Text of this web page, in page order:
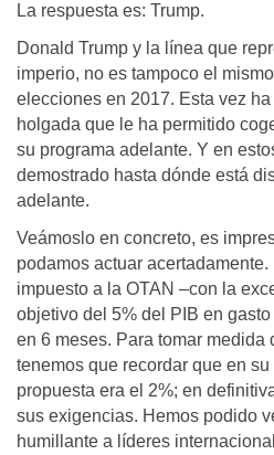
La respuesta es: Trump.
Donald Trump y la línea que
imperio, no es tampoco el
elecciones en 2017. Esta vez
holgada que le ha permitido
su programa adelante. Y en
demostrado hasta dónde está
adelante.
Veámoslo en concreto, es
podamos actuar
impuesto a la OTAN –con la
objetivo del 5% del PIB en
en 6 meses. Para tomar medida
tenemos que recordar que en
propuesta era el 2%; en
sus exigencias. Hemos podido
humillante a líderes